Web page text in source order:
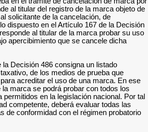
al titular del registro de la marca objeto de
solicitante de la cancelación, de
dispuesto en el Artículo 167 de la Decisión
al titular de la marca probar su uso
apercibimiento que se cancele dicha
la Decisión 486 consigna un listado
de los medios de prueba que
acreditar el uso de una marca. En ese
la marca se podrá probar con todos los
permitidos en la legislación nacional. Por tal
competente, deberá evaluar todas las
de conformidad con el régimen probatorio